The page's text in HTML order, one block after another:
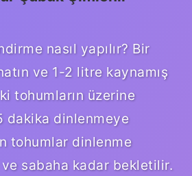
nasıl yapılır? Bir
ve 1-2 litre kaynamış
tohumların üzerine
dakika dinlenmeye
tohumlar dinlenme
sabaha kadar bekletilir.